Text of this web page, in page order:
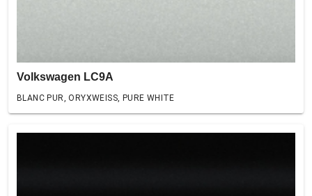
Volkswagen LC9A
BLANC PUR, ORYXWEISS, PURE WHITE